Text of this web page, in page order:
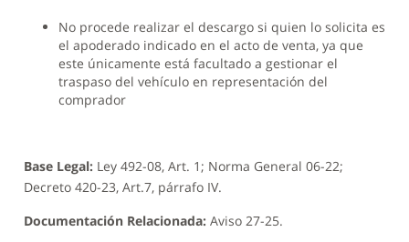
No procede realizar el descargo si quien lo solicita es
el apoderado indicado en el acto de venta, ya que
este únicamente está facultado a gestionar el
traspaso del vehículo en representación del
comprador
Base Legal:Ley 492-08, Art. 1; Norma General 06-22;
Decreto 420-23, Art.7, párrafo IV.
Documentación Relacionada:Aviso 27-25.